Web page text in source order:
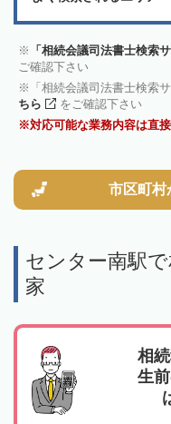
「相続会議司法書士検索
ご確認下さい
「相続会議司法書士検索
ちら
をご確認下さい
対応可能な業務内容は直
市区町村
センター南駅
家
相
生